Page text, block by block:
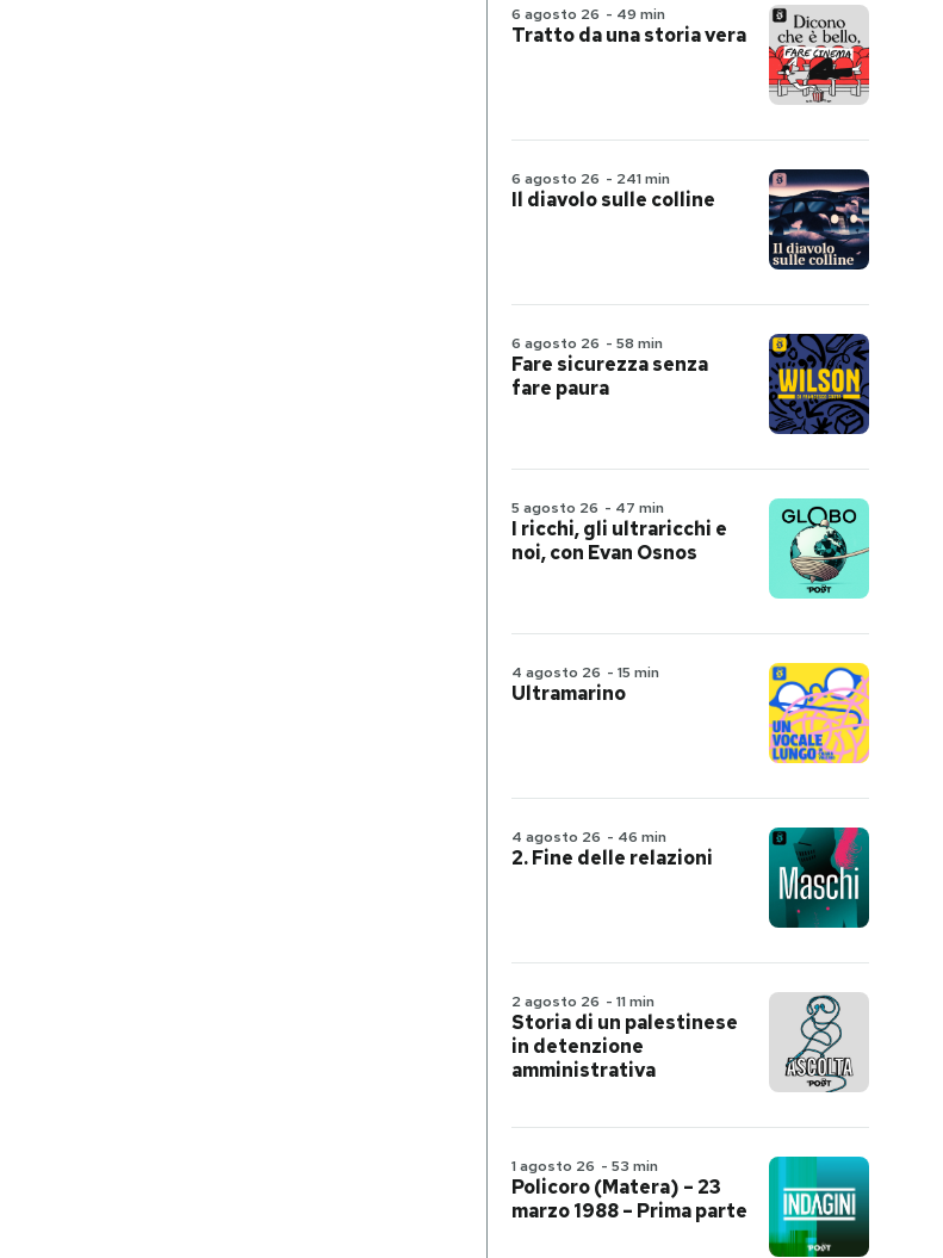
6 agosto 26 - 49 min
Tratto da una storia vera
6 agosto 26 - 241 min
Il diavolo sulle colline
6 agosto 26 - 58 min
Fare sicurezza senza
fare paura
5 agosto 26 - 47 min
I ricchi, gli ultraricchi e
noi, con Evan Osnos
4 agosto 26 - 15 min
Ultramarino
4 agosto 26 - 46 min
2. Fine delle relazioni
2 agosto 26 - 11 min
Storia di un palestinese
in detenzione
amministrativa
1 agosto 26 - 53 min
Policoro (Matera) – 23
marzo 1988 – Prima parte